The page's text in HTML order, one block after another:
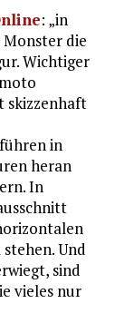
: „in
Monster die
Wichtiger
skizzenhaft
in
heran
In
Und
sind
vieles nur